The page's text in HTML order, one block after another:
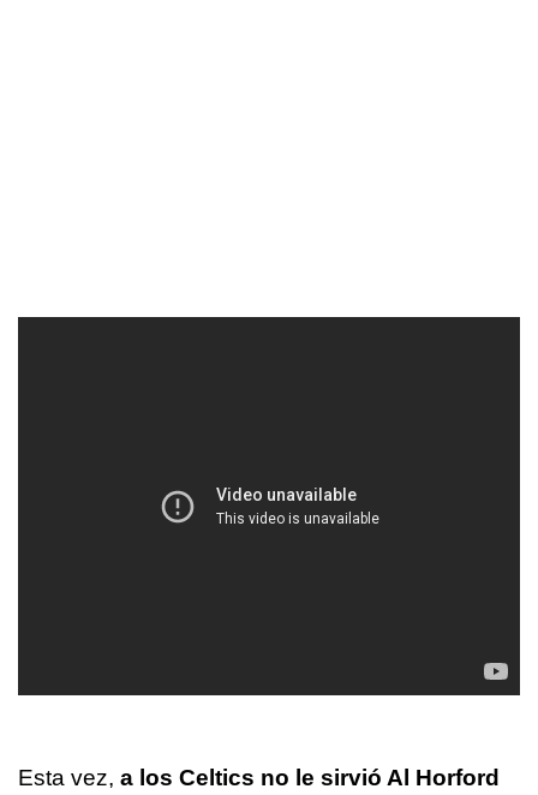
Esta vez, a los Celtics no le sirvió Al Horford